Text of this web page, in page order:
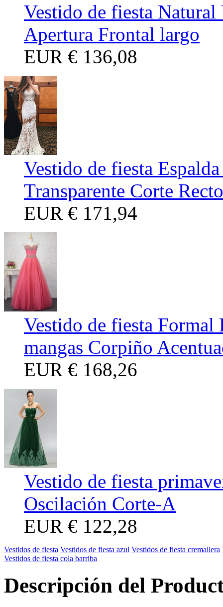
Vestido de fiesta
Apertura Frontal largo
EUR € 136,08
Vestido de fiesta
Transparente Corte Recto
EUR € 171,94
Vestido de fiesta
mangas Corpiño
EUR € 168,26
Vestido de fiesta
Oscilación Corte-A
EUR € 122,28
Vestidos de fiesta Vestidos de fiesta azul Vestidos de fiesta cremallera
Vestidos de fiesta cola barriba
Descripción del